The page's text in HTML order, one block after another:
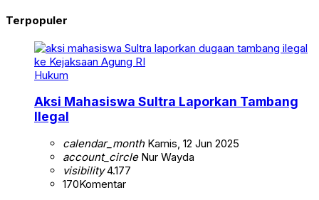
Terpopuler
Hukum
Aksi Mahasiswa Sultra Laporkan Tambang
Ilegal
calendar_monthKamis, 12 Jun 2025
account_circleNur Wayda
visibility4.177
170Komentar